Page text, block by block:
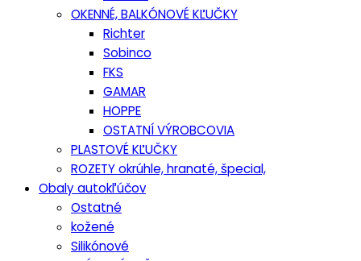
OKENNÉ, BALKÓNOVÉ KĽUČKY
Richter
Sobinco
FKS
GAMAR
HOPPE
OSTATNÍ VÝROBCOVIA
PLASTOVÉ KĽUČKY
ROZETY okrúhle, hranaté, špecial,
Obaly autokľúčov
Ostatné
kožené
Silikónové